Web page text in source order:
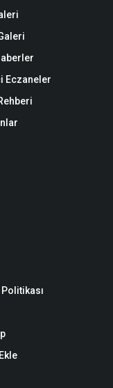
Eczaneler